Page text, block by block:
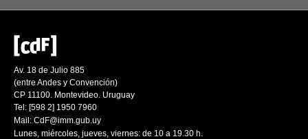
Av. 18 de Julio 885
(entre Andes y Convención)
CP 11100. Montevideo. Uruguay
Tel: [598 2] 1950 7960
Mail: CdF@imm.gub.uy
Lunes, miércoles, jueves, viernes: de 10 a 19.30 h.